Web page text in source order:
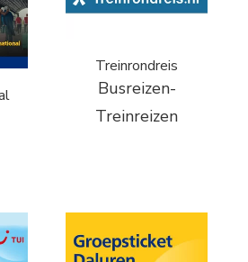
Treinrondreis
Busreizen-
Treinreizen